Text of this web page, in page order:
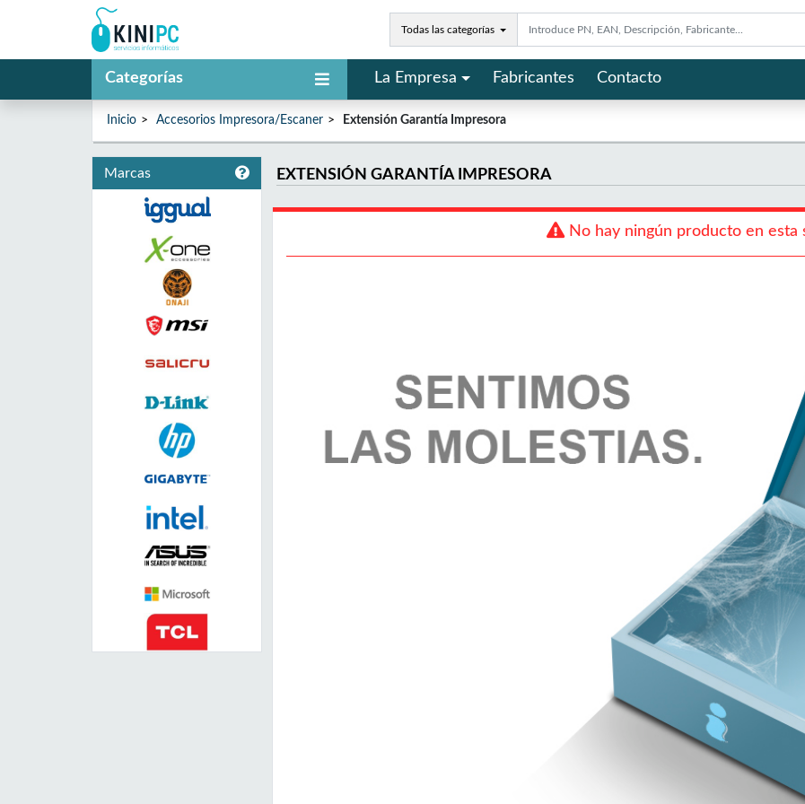
Todas las categorías
Categorías La Empresa Fabricantes Contacto
Inicio Accesorios Impresora/Escaner Extensión Garantía Impresora
Marcas EXTENSIÓN GARANTÍA IMPRESORA
No hay ningún producto en esta